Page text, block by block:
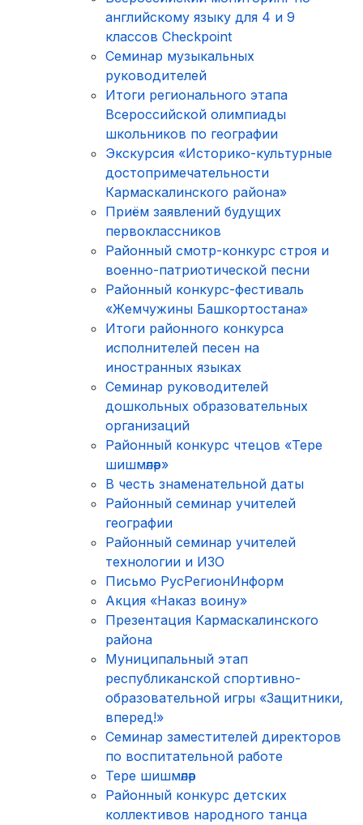
английскому языку для 4 и 9
классов Checkpoint
Cеминар музыкальных
руководителей
Итоги регионального этапа
Всероссийской олимпиады
школьников по географии
Экскурсия «Историко-культурные
достопримечательности
Кармаскалинского района»
Приём заявлений будущих
первоклассников
Районный смотр-конкурс строя и
военно-патриотической песни
Районный конкурс-фестиваль
«Жемчужины Башкортостана»
Итоги районного конкурса
исполнителей песен на
иностранных языках
Семинар руководителей
дошкольных образовательных
организаций
Районный конкурс чтецов «Тере
шишмәләр»
В честь знаменательной даты
Районный семинар учителей
географии
Районный семинар учителей
технологии и ИЗО
Письмо РусРегионИнформ
Акция «Наказ воину»
Презентация Кармаскалинского
района
Муниципальный этап
республиканской спортивно-
образовательной игры «Защитники,
вперед!»
Семинар заместителей директоров
по воспитательной работе
Тере шишмәләр
Районный конкурс детских
коллективов народного танца